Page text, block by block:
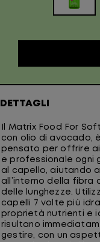
DETTAGLI
Il Matrix Food For
con olio di avocado,
pensato per offrire
e professionale ogni
al capello, aiutando
all’interno della fibra
delle lunghezze.
capelli 7 volte più
proprietà nutrienti e
risultano
gestire, con un